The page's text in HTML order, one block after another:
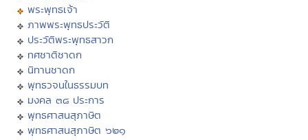
พระพุทธเจ้า
ภาพพระพุทธประวัติ
ประวัติพระพุทธสาวก
ทศชาติชาดก
นิทานชาดก
พุทธวจนในธรรมบท
มงคล ๓๘ ประการ
พุทธศาสนสุภาษิต
พุทธศาสนสุภาษิต ๖๒๑